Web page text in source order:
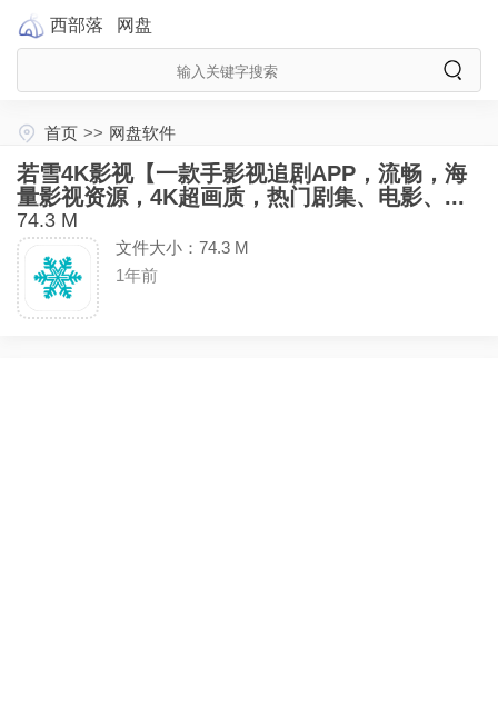
西部落 网盘
首页 >> 网盘软件
若雪4K影视【一款手影视追剧APP，流畅，海
量影视资源，4K超画质，热门剧集、电影、...
74.3 M
文件大小：74.3 M
1年前